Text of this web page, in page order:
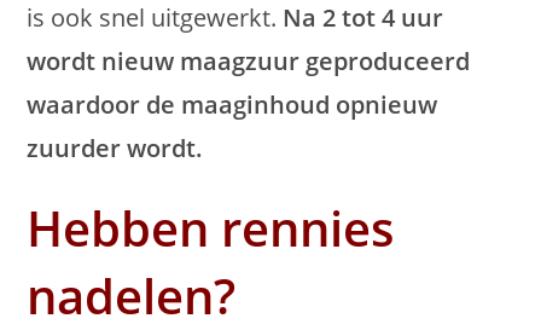
is ook snel uitgewerkt. Na 2 tot 4 uur
wordt nieuw maagzuur geproduceerd
waardoor de maaginhoud opnieuw
zuurder wordt.
Hebben rennies
nadelen?